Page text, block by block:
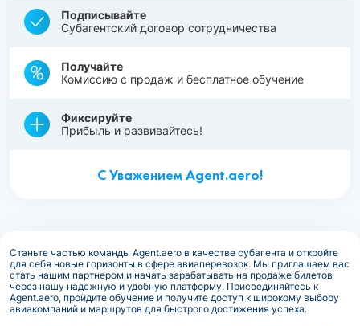
Подписывайте
Субагентский договор сотрудничества
Получайте
Комиссию с продаж и бесплатное обучение
Фиксируйте
Прибыль и развивайтесь!
С Уважением Agent.aero!
Станьте частью команды Agent.aero в качестве субагента и откройте
для себя новые горизонты в сфере авиаперевозок. Мы приглашаем вас
стать нашим партнером и начать зарабатывать на продаже билетов
через нашу надежную и удобную платформу. Присоединяйтесь к
Agent.aero, пройдите обучение и получите доступ к широкому выбору
авиакомпаний и маршрутов для быстрого достижения успеха.